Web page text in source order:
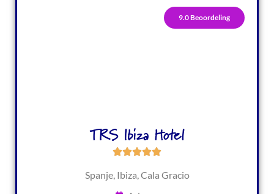
9.0 Beoordeling
TRS Ibiza Hotel
Spanje, Ibiza, Cala Gracio